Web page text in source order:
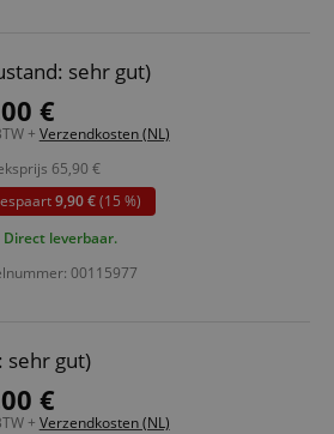
sehr gut)
€
+ Verzendkosten (NL)
65,90 €
9,90 €(15 %)
Direct leverbaar.
00115977
sehr gut)
€
+ Verzendkosten (NL)